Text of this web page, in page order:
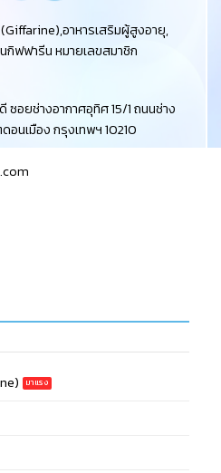
อาหารเสริมผู้สูงอายุ,
กิฟฟารีน หมายเลขสมาชิก
ซอยช่างอากาศอุทิศ 15/1 ถนนช่าง
อนเมือง กรุงเทพฯ 10210